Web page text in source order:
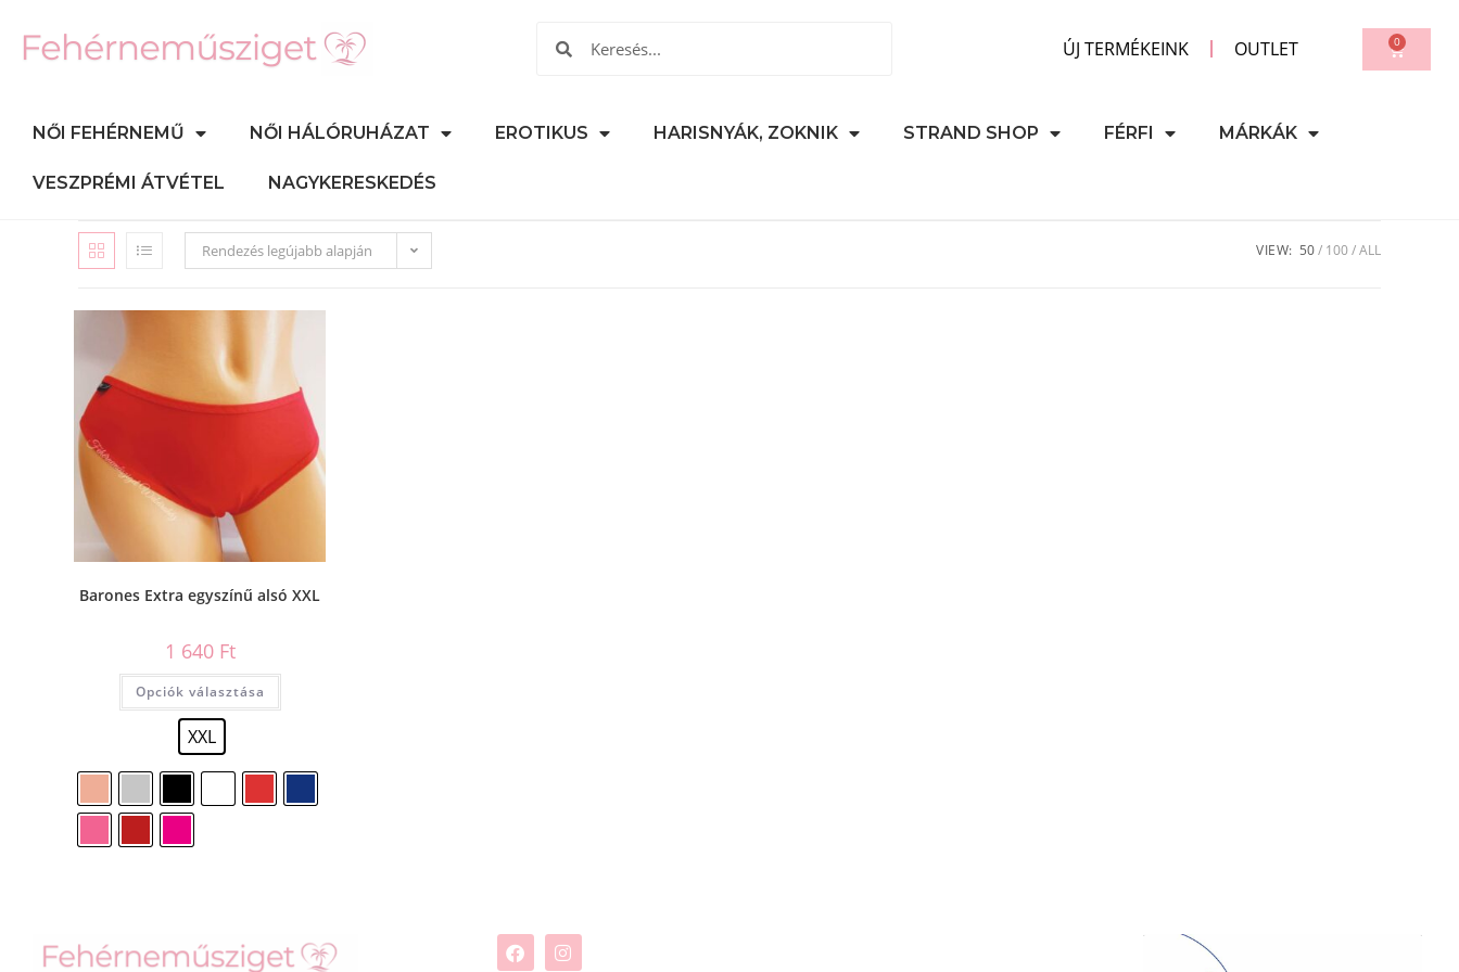
ÚJ TERMÉKEINK OUTLET 0
NŐI FEHÉRNEMŰ NŐI HÁLÓRUHÁZAT EROTIKUS HARISNYÁK, ZOKNIK STRAND SHOP FÉRFI MÁRKÁK
VESZPRÉMI ÁTVÉTEL NAGYKERESKEDÉS
Rendezés legújabb alapján VIEW: 50 100 ALL
Barones Extra egyszínű alsó XXL
1 640 Ft
Opciók választása
XXL